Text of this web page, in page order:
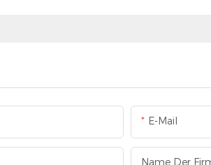
E-Mail
Name Der